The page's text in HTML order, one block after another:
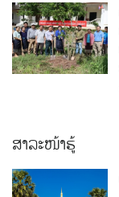
ສາລະໜ້າຮູ້